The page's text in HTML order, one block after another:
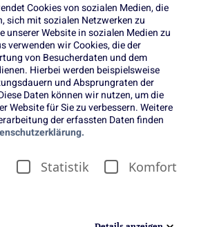
Cookies von sozialen Medien, die
sich mit sozialen Netzwerken zu
unserer Website in sozialen Medien zu
verwenden wir Cookies, die der
von Besucherdaten und dem
Hierbei werden beispielsweise
und Absprungraten der
Daten können wir nutzen, um die
Website für Sie zu verbessern. Weitere
der erfassten Daten finden
Statistik
Komfort
gute Gründe“
Saisonkalender